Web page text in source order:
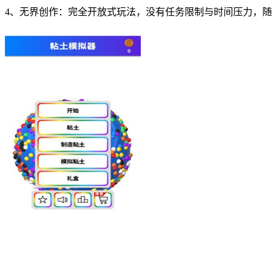
4、无界创作：完全开放式玩法，没有任务限制与时间压力，